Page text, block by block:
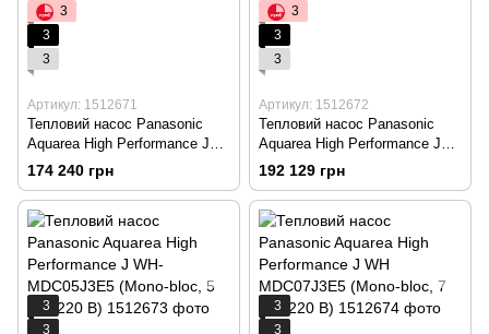
3
3
3
Артикул: 1512671
Тепловий насос Panasonic
Aquarea High Performance J
KIT-WC07J3E5 (Bi-Bloc, 7 кВт,
174 240 грн
3
3
3
Артикул: 1512672
Тепловий насос Panasonic
Aquarea High Performance J
KIT-WC09J3E5 (Bi-Bloc, 9 кВт,
192 129 грн
3
3
3
3